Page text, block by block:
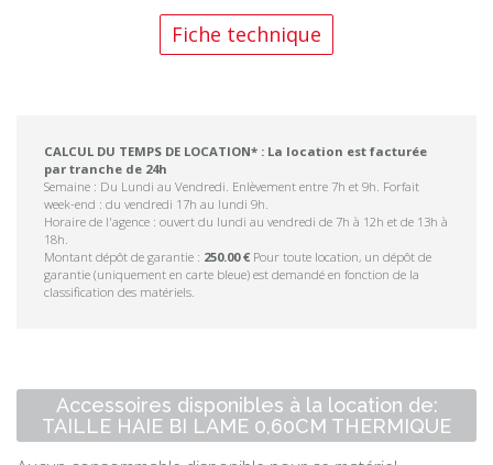
Fiche technique
CALCUL DU TEMPS DE LOCATION* : La location est facturée
par tranche de 24h
Semaine : Du Lundi au Vendredi. Enlèvement entre 7h et 9h. Forfait
week-end : du vendredi 17h au lundi 9h.
Horaire de l'agence : ouvert du lundi au vendredi de 7h à 12h et de 13h à
18h.
Montant dépôt de garantie : 250.00 € Pour toute location, un dépôt de
garantie (uniquement en carte bleue) est demandé en fonction de la
classification des matériels.
Accessoires disponibles à la location de:
TAILLE HAIE BI LAME 0,60CM THERMIQUE